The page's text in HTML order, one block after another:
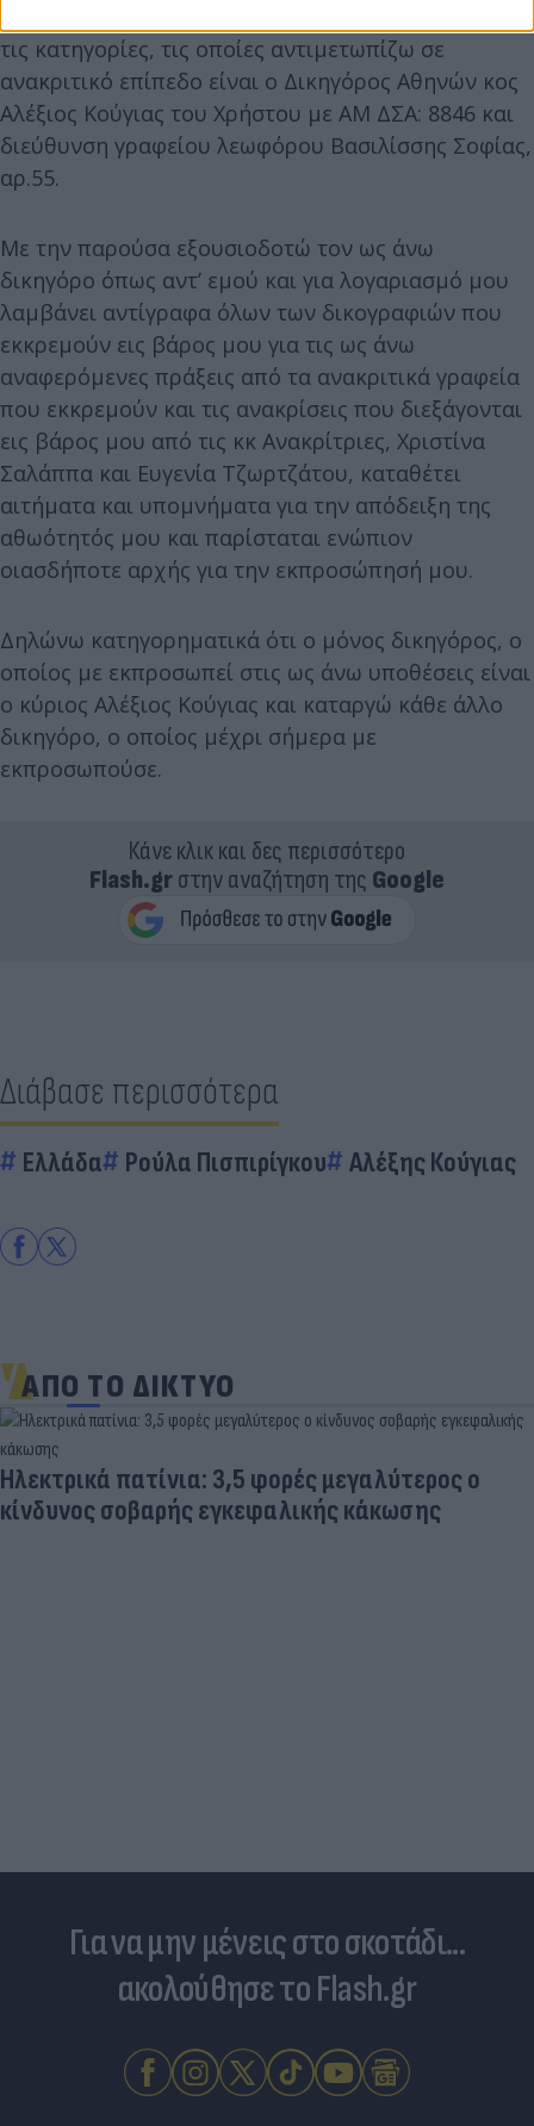
τις κατηγορίες, τις οποίες αντιμετωπίζω σε
ανακριτικό επίπεδο είναι ο Δικηγόρος Αθηνών κος
Αλέξιος Κούγιας του Χρήστου με ΑΜ ΔΣΑ: 8846 και
διεύθυνση γραφείου λεωφόρου Βασιλίσσης Σοφίας,
αρ.55.
Με την παρούσα εξουσιοδοτώ τον ως άνω
δικηγόρο όπως αντ’ εμού και για λογαριασμό μου
λαμβάνει αντίγραφα όλων των δικογραφιών που
εκκρεμούν εις βάρος μου για τις ως άνω
αναφερόμενες πράξεις από τα ανακριτικά γραφεία
που εκκρεμούν και τις ανακρίσεις που διεξάγονται
εις βάρος μου από τις κκ Ανακρίτριες, Χριστίνα
Σαλάππα και Ευγενία Τζωρτζάτου, καταθέτει
αιτήματα και υπομνήματα για την απόδειξη της
αθωότητός μου και παρίσταται ενώπιον
οιασδήποτε αρχής για την εκπροσώπησή μου.
Δηλώνω κατηγορηματικά ότι ο μόνος δικηγόρος, ο
οποίος με εκπροσωπεί στις ως άνω υποθέσεις είναι
ο κύριος Αλέξιος Κούγιας και καταργώ κάθε άλλο
δικηγόρο, ο οποίος μέχρι σήμερα με
εκπροσωπούσε.
Κάνε κλικ και δες περισσότερο
Flash.grστην αναζήτηση της Google
Διάβασε περισσότερα
Ελλάδα Ρούλα Πισπιρίγκου Αλέξης Κούγιας
ΑΠΟ ΤΟ ΔΙΚΤΥΟ
Ηλεκτρικά πατίνια: 3,5 φορές μεγαλύτερος ο
κίνδυνος σοβαρής εγκεφαλικής κάκωσης
Για να μην μένεις στο σκοτάδι...
ακολούθησε το Flash.gr